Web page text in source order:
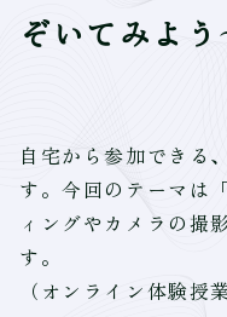
ぞいてみよう
自宅から参加できる
す。今回のテーマは
ィングやカメラの撮
す。
（オンライン体験授